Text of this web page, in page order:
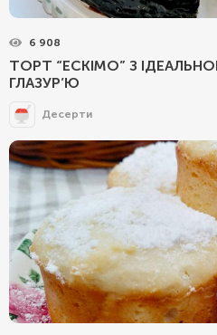
6 908
ТОРТ “ЕСКІМО” З
ГЛАЗУР’Ю
Десерти